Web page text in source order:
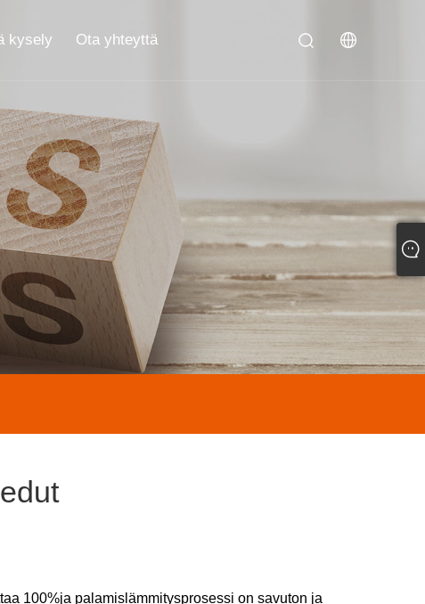
kysely Ota yhteyttä
100%ja palamislämmitysprosessi on savuton ja